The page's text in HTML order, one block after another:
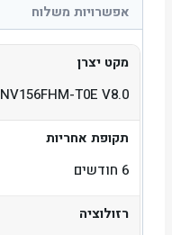
אפשרויות משלוח
מקט יצרן
NV156FHM-T0E V8.0
תקופת אחריות
6 חודשים
רזולוציה